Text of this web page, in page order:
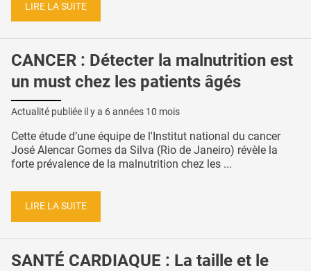
LIRE LA SUITE
CANCER : Détecter la malnutrition est
un must chez les patients âgés
Actualité publiée il y a 6 années 10 mois
Cette étude d’une équipe de l'Institut national du cancer
José Alencar Gomes da Silva (Rio de Janeiro) révèle la
forte prévalence de la malnutrition chez les ...
LIRE LA SUITE
SANTÉ CARDIAQUE : La taille et le